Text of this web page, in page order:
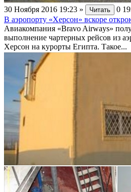
30 Ноября 2016 19:23 » Читать 0
В аэропорту «Херсон» вскоре
Авиакомпания «Bravo Airways»
выполнение чартерных рейсов из
Херсон на курорты Египта. Такое...